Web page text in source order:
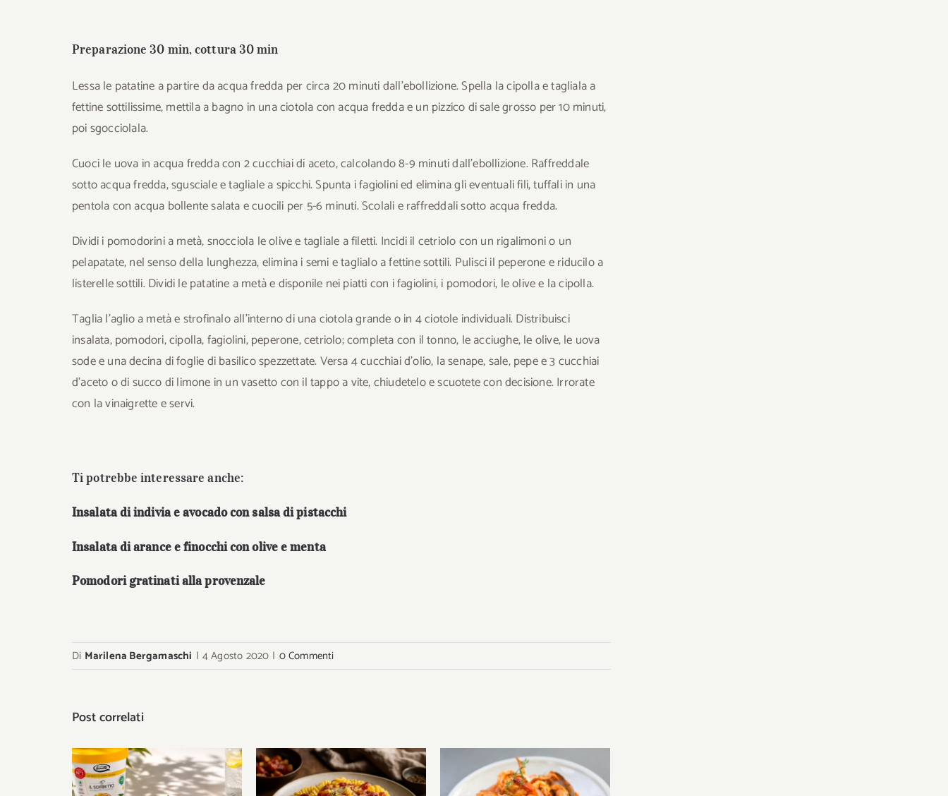
Preparazione 30 min, cottura 30 min
Lessa le patatine a partire da acqua fredda per circa 20 minuti dall’ebollizione. Spella la cipolla e tagliala a
fettine sottilissime, mettila a bagno in una ciotola con acqua fredda e un pizzico di sale grosso per 10 minuti,
poi sgocciolala.
Cuoci le uova in acqua fredda con 2 cucchiai di aceto, calcolando 8-9 minuti dall’ebollizione. Raffreddale
sotto acqua fredda, sgusciale e tagliale a spicchi. Spunta i fagiolini ed elimina gli eventuali fili, tuffali in una
pentola con acqua bollente salata e cuocili per 5-6 minuti. Scolali e raffreddali sotto acqua fredda.
Dividi i pomodorini a metà, snocciola le olive e tagliale a filetti. Incidi il cetriolo con un rigalimoni o un
pelapatate, nel senso della lunghezza, elimina i semi e taglialo a fettine sottili. Pulisci il peperone e riducilo a
listerelle sottili. Dividi le patatine a metà e disponile nei piatti con i fagiolini, i pomodori, le olive e la cipolla.
Taglia l’aglio a metà e strofinalo all’interno di una ciotola grande o in 4 ciotole individuali. Distribuisci
insalata, pomodori, cipolla, fagiolini, peperone, cetriolo; completa con il tonno, le acciughe, le olive, le uova
sode e una decina di foglie di basilico spezzettate. Versa 4 cucchiai d’olio, la senape, sale, pepe e 3 cucchiai
d’aceto o di succo di limone in un vasetto con il tappo a vite, chiudetelo e scuotete con decisione. Irrorate
con la vinaigrette e servi.
Ti potrebbe interessare anche:
Insalata di indivia e avocado con salsa di pistacchi
Insalata di arance e finocchi con olive e menta
Pomodori gratinati alla provenzale
Di Marilena Bergamaschi | 4 Agosto 2020 | 0 Commenti
Post correlati